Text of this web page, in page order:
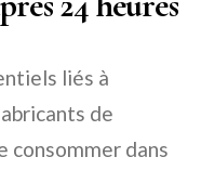
liés à
de
consommer dans